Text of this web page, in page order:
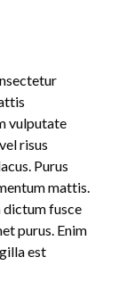
vulputate
risus
Purus
mattis.
dictum fusce
purus. Enim
est